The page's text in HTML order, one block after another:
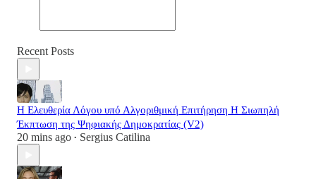
Recent Posts
Η Ελευθερία Λόγου υπό Αλγοριθμική Επιτήρηση Η Σιωπηλή
Έκπτωση της Ψηφιακής Δημοκρατίας (V2)
20 mins ago • Sergius Catilina